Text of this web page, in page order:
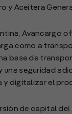
y Aceitera
Avancargo
como a
base de
seguridad
y digitalizar el
de capital